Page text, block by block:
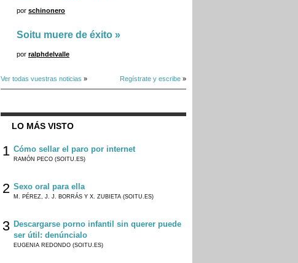
por schinonero
Soitu muere de éxito »
por ralphdelvalle
Ver todas vuestras noticias » Regístrate y escribe »
LO MÁS VISTO
1 Cómo sellar el paro por internet
RAMÓN PECO (SOITU.ES)
2 Sexo oral para ella
M. PÉREZ, J. J. BORRÁS Y X. ZUBIETA (SOITU.ES)
3 Descargarse porno infantil sin querer puede
ser útil: denúncialo
EUGENIA REDONDO (SOITU.ES)